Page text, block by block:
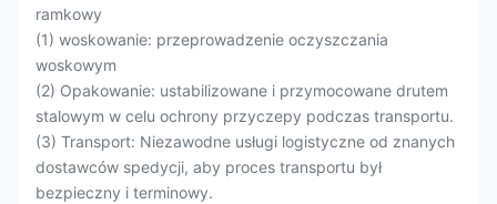
ramkowy
(1) woskowanie: przeprowadzenie oczyszczania
woskowym
(2) Opakowanie: ustabilizowane i przymocowane drutem
stalowym w celu ochrony przyczepy podczas transportu.
(3) Transport: Niezawodne usługi logistyczne od znanych
dostawców spedycji, aby proces transportu był
bezpieczny i terminowy.